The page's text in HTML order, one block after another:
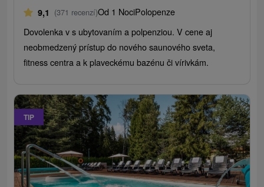
9,1 (371 recenzí)Od 1 NociPolopenze
Dovolenka v s ubytovaním a polpenziou. V cene aj
neobmedzený prístup do nového saunového sveta,
fitness centra a k plaveckému bazénu či vírivkám.
TIP